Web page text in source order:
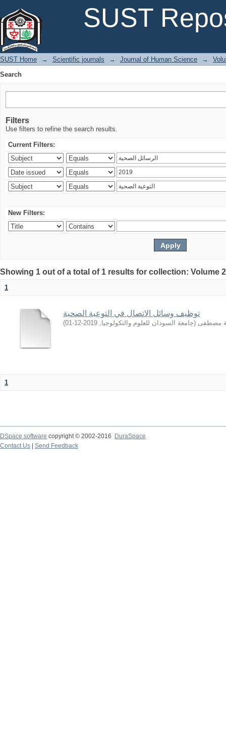
SUST
SUST Home → Scientific journals → Journal of Human Science →
Search
Filters
Use filters to refine the search results.
Current Filters:
New Filters:
Showing 1 out of a total of 1 results for collection: Volume
1
توظيف وسائل الاتصال في التوعية الصحية
مصطفى (جامعة السودان للعلوم والتكولوجيا,
2019-12-01
)
1
DSpace software copyright © 2002-2016
DuraSpace
Contact Us
Send Feedback